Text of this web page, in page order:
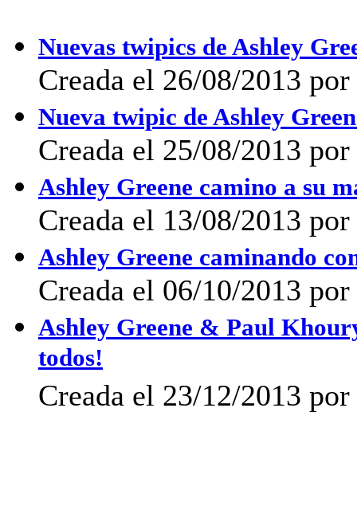
Nuevas twipics de Ashley
Creada el 26/08/2013
Nueva twipic de Ashley
Creada el 25/08/2013
Ashley Greene camino a su
Creada el 13/08/2013
Ashley Greene caminando
Creada el 06/10/2013
Ashley Greene & Paul
todos!
Creada el 23/12/2013